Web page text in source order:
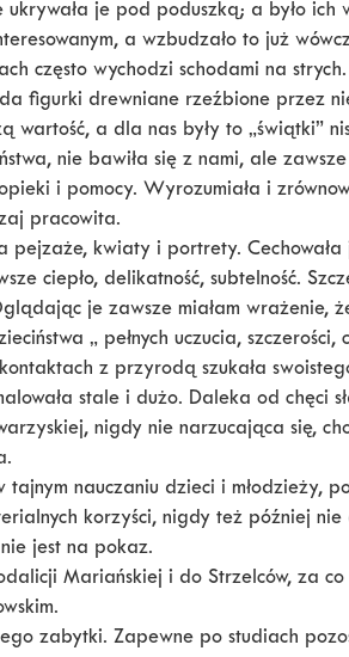
je pod poduszką; a było ich
a wzbudzało to już
często wychodzi schodami na
figurki drewniane rzeźbione przez
wartość, a dla nas były to „świątki”
nie bawiła się z nami, ale
i pomocy. Wyrozumiała i
pracowita.
pejzaże, kwiaty i portrety.
ciepło, delikatność, subtelność.
je zawsze miałam wrażenie,
„ pełnych uczucia,
z przyrodą szukała
stale i dużo. Daleka od chęci
nigdy nie narzucająca się,
nauczaniu dzieci i młodzieży,
korzyści, nigdy też później nie
jest na pokaz.
Mariańskiej i do Strzelców, za
zabytki. Zapewne po studiach